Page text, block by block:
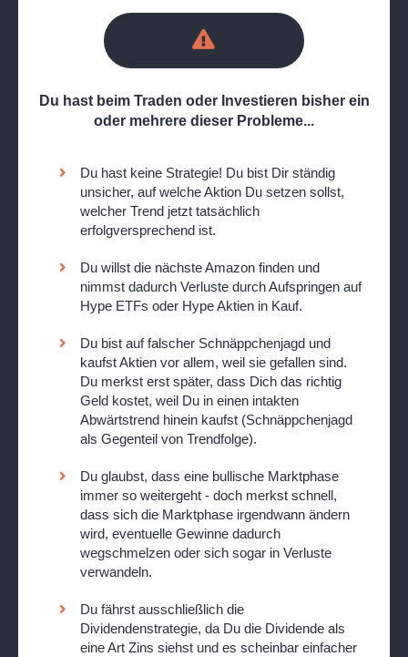
Du hast beim Traden oder Investieren bisher ein
oder mehrere dieser Probleme...
Du hast keine Strategie! Du bist Dir ständig
unsicher, auf welche Aktion Du setzen sollst,
welcher Trend jetzt tatsächlich
erfolgversprechend ist.
Du willst die nächste Amazon finden und
nimmst dadurch Verluste durch Aufspringen auf
Hype ETFs oder Hype Aktien in Kauf.
Du bist auf falscher Schnäppchenjagd und
kaufst Aktien vor allem, weil sie gefallen sind.
Du merkst erst später, dass Dich das richtig
Geld kostet, weil Du in einen intakten
Abwärtstrend hinein kaufst (Schnäppchenjagd
als Gegenteil von Trendfolge).
Du glaubst, dass eine bullische Marktphase
immer so weitergeht - doch merkst schnell,
dass sich die Marktphase irgendwann ändern
wird, eventuelle Gewinne dadurch
wegschmelzen oder sich sogar in Verluste
verwandeln.
Du fährst ausschließlich die
Dividendenstrategie, da Du die Dividende als
eine Art Zins siehst und es scheinbar einfacher